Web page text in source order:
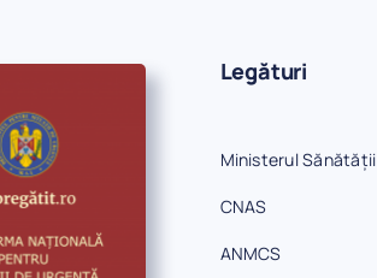
Legături
Ministerul Sănătății
CNAS
ANMCS